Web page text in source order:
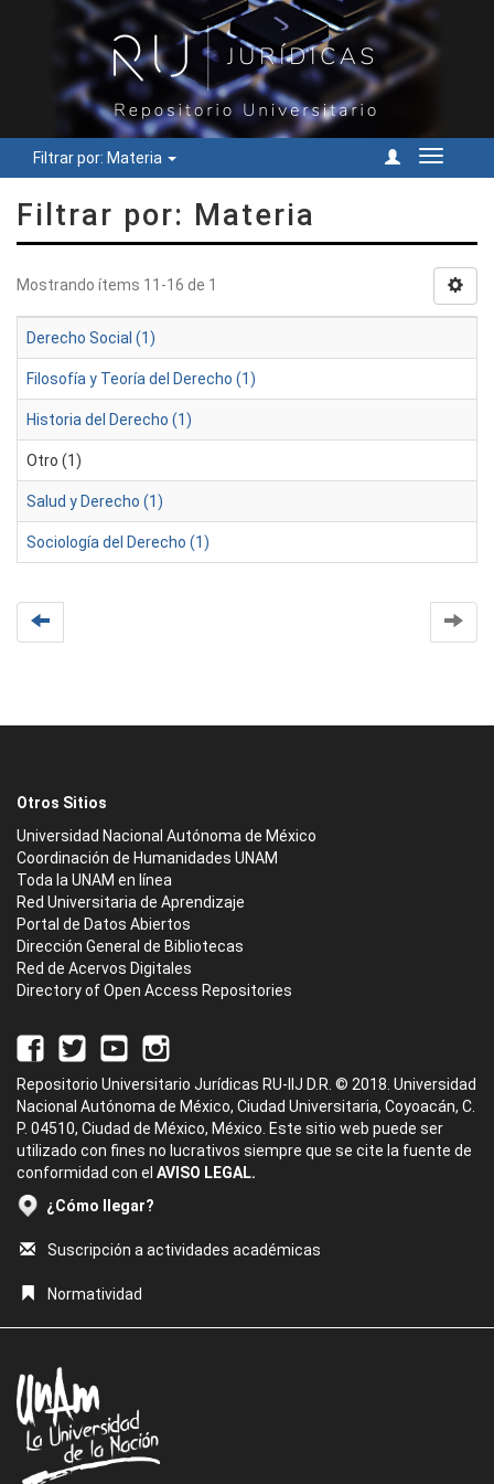
Filtrar por: Materia
Cambiar
Filtrar por: Materia
Mostrando ítems 11-16 de 1
Derecho Social (1)
Filosofía y Teoría del Derecho (1)
Historia del Derecho (1)
Otro (1)
Salud y Derecho (1)
Sociología del Derecho (1)
Otros Sitios
Universidad Nacional Autónoma de México
Coordinación de Humanidades UNAM
Toda la UNAM en línea
Red Universitaria de Aprendizaje
Portal de Datos Abiertos
Dirección General de Bibliotecas
Red de Acervos Digitales
Directory of Open Access Repositories
Repositorio Universitario Jurídicas RU-IIJ D.R. © 2018. Universidad
Nacional Autónoma de México, Ciudad Universitaria, Coyoacán, C.
P. 04510, Ciudad de México, México. Este sitio web puede ser
utilizado con fines no lucrativos siempre que se cite la fuente de
conformidad con el AVISO LEGAL.
¿Cómo llegar?
Suscripción a actividades académicas
Normatividad